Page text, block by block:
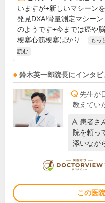
いますが+新しいマシーンを
発見DXA!骨量測定マシーン
のようです+今までは癌や脳
梗塞心筋梗塞ばかり...
もっ
読む
鈴木英一郎院長にインタビ
先生が
教えてい
患者さ
院を頼っ
添いなが
この医